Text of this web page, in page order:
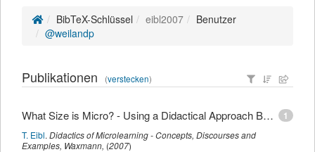
BibTeX-Schlüssel eibl2007
Benutzer
@weilandp
Publikationen (verstecken)
1
What Size is Micro? - Using a Didactical Approach Based on Learning Objectives to Define Granularity
T. Eibl. Didactics of Microlearning - Concepts, Discourses and
Examples, Waxmann, (2007)